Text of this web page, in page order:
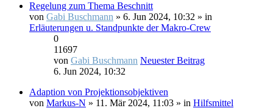
Regelung zum Thema Beschnitt
von Gabi Buschmann » 6. Jun 2024, 10:32 » in
Erläuterungen u. Standpunkte der Makro-Crew
0
11697
von Gabi Buschmann Neuester Beitrag
6. Jun 2024, 10:32
Adaption von Projektionsobjektiven
von Markus-N » 11. Mär 2024, 11:03 » in Hilfsmittel